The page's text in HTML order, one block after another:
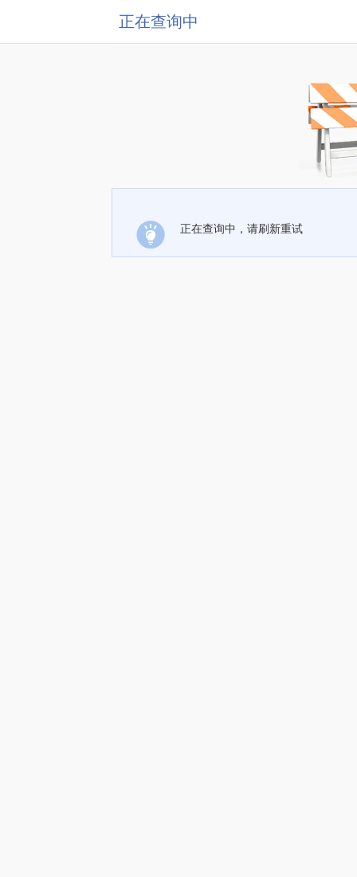
正在查询中
正在查询中，请刷新重试